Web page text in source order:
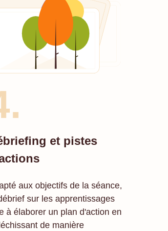
et pistes
aux objectifs de la séance,
sur les apprentissages
à élaborer un plan d'action en
de manière